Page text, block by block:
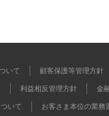
いて 顧客保護等管理方針
利益相反管理方針 金
いて
お客さま本位の業務